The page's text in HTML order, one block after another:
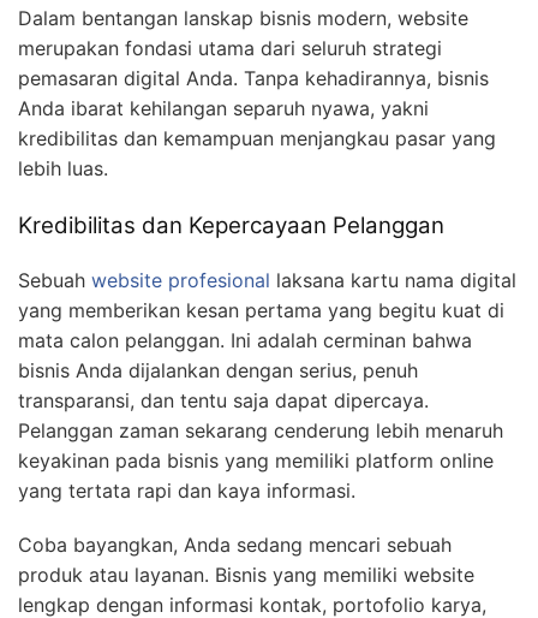
Dalam bentangan lanskap bisnis modern, website
merupakan fondasi utama dari seluruh strategi
pemasaran digital Anda. Tanpa kehadirannya, bisnis
Anda ibarat kehilangan separuh nyawa, yakni
kredibilitas dan kemampuan menjangkau pasar yang
lebih luas.
Kredibilitas dan Kepercayaan Pelanggan
Sebuah website profesional laksana kartu nama digital
yang memberikan kesan pertama yang begitu kuat di
mata calon pelanggan. Ini adalah cerminan bahwa
bisnis Anda dijalankan dengan serius, penuh
transparansi, dan tentu saja dapat dipercaya.
Pelanggan zaman sekarang cenderung lebih menaruh
keyakinan pada bisnis yang memiliki platform online
yang tertata rapi dan kaya informasi.
Coba bayangkan, Anda sedang mencari sebuah
produk atau layanan. Bisnis yang memiliki website
lengkap dengan informasi kontak, portofolio karya,